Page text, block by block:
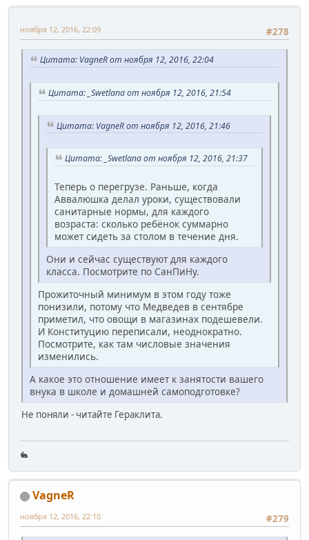
#278
ноября 12, 2016, 22:09
Цитата: VagneR от ноября 12, 2016, 22:04
Цитата: _Swetlana от ноября 12, 2016, 21:54
Цитата: VagneR от ноября 12, 2016, 21:46
Цитата: _Swetlana от ноября 12, 2016, 21:37
Теперь о перегрузе. Раньше, когда
Аввалюшка делал уроки, существовали
санитарные нормы, для каждого
возраста: сколько ребёнок суммарно
может сидеть за столом в течение дня.
Они и сейчас существуют для каждого
класса. Посмотрите по СанПиНу.
Прожиточный минимум в этом году тоже
понизили, потому что Медведев в сентябре
приметил, что овощи в магазинах подешевели.
И Конституцию переписали, неоднократно.
Посмотрите, как там числовые значения
изменились.
А какое это отношение имеет к занятости вашего
внука в школе и домашней самоподготовке?
Не поняли - читайте Гераклита.
🐇
VagneR
#279
ноября 12, 2016, 22:10